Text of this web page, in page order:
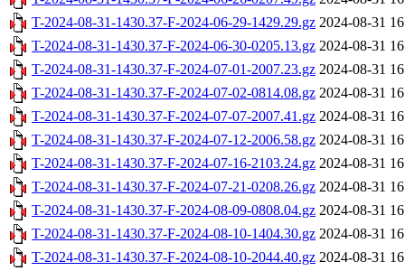
T-2024-08-31-1430.37-F-2024-06-29-1429.29.gz 2024-08-31
T-2024-08-31-1430.37-F-2024-06-30-0205.13.gz 2024-08-31
T-2024-08-31-1430.37-F-2024-07-01-2007.23.gz 2024-08-31
T-2024-08-31-1430.37-F-2024-07-02-0814.08.gz 2024-08-31
T-2024-08-31-1430.37-F-2024-07-07-2007.41.gz 2024-08-31
T-2024-08-31-1430.37-F-2024-07-12-2006.58.gz 2024-08-31
T-2024-08-31-1430.37-F-2024-07-16-2103.24.gz 2024-08-31
T-2024-08-31-1430.37-F-2024-07-21-0208.26.gz 2024-08-31
T-2024-08-31-1430.37-F-2024-08-09-0808.04.gz 2024-08-31
T-2024-08-31-1430.37-F-2024-08-10-1404.30.gz 2024-08-31
T-2024-08-31-1430.37-F-2024-08-10-2044.40.gz 2024-08-31